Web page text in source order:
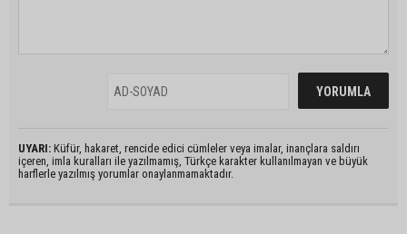
UYARI: Küfür, hakaret, rencide edici cümleler veya imalar, inançlara saldırı
içeren, imla kuralları ile yazılmamış, Türkçe karakter kullanılmayan ve büyük
harflerle yazılmış yorumlar onaylanmamaktadır.